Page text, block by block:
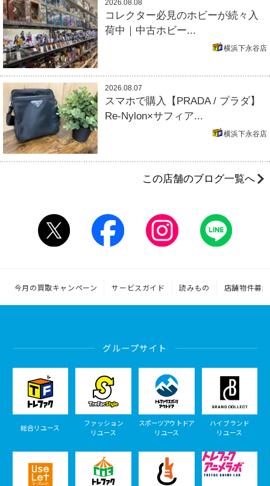
2026.08.08
コレクター必見のホビーが続々入
荷中｜中古ホビー...
横浜下永谷店
2026.08.07
スマホで購入【PRADA / プラダ】
Re-Nylon×サフィア...
横浜下永谷店
この店舗のブログ一覧へ
今月の買取キャンペーン サービスガイド 読みもの 店舗物件募集
グループサイト
総合リユース
ファッション
リユース
スポーツアウトドア
リユース
ハイブランド
リユース